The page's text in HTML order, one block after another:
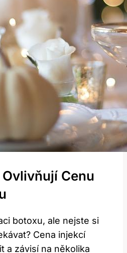
Cenu
botoxu, ale nejste si
Cena injekcí
a závisí na několika